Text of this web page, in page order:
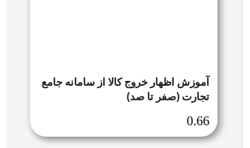
آموزش اظهار خروج کالا از سامانه جامع
تجارت (صفر تا صد)